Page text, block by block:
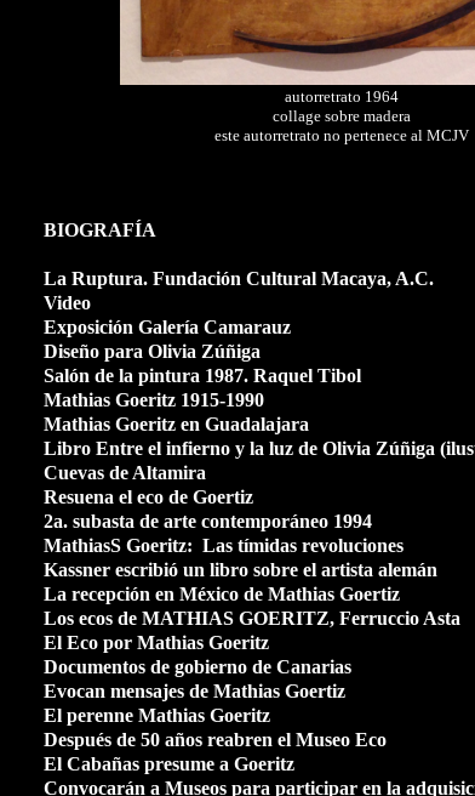
autorretrato 1964
collage sobre madera
este autorretrato no pertenece al MCJV
BIOGRAFÍA
La Ruptura. Fundación Cultural Macaya, A.C.
Video
Exposición Galería Camarauz
Diseño para Olivia Zúñiga
Salón de la pintura 1987. Raquel Tibol
Mathias Goeritz 1915-1990
Mathias Goeritz en Guadalajara
Libro Entre el infierno y la luz de Olivia Zúñiga
Cuevas de Altamira
Resuena el eco de Goertiz
2a. subasta de arte contemporáneo 1994
MathiasS Goeritz: Las tímidas revoluciones
Kassner escribió un libro sobre el artista alemán
La recepción en México de Mathias Goertiz
Los ecos de MATHIAS GOERITZ, Ferruccio Asta
El Eco por Mathias Goeritz
Documentos de gobierno de Canarias
Evocan mensajes de Mathias Goertiz
El perenne Mathias Goeritz
Después de 50 años reabren el Museo Eco
El Cabañas presume a Goeritz
Convocarán a Museos para participar en la